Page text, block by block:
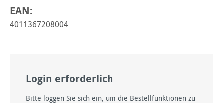
EAN:
4011367208004
Login erforderlich
Bitte loggen Sie sich ein, um die Bestellfunktionen zu